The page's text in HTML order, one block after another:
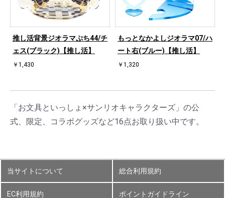
推し活背景ジオラマぷち44/チ
ェス(ブラック)【推し活】
￥1,430
もっとなかよしジオラマ07/ハ
ート右(ブルー)【推し活】
￥1,320
「お文具といっしょ×サンリオキャラクターズ」の公
式、限定、コラボグッズなど16点お取り扱い中です。
当サイトについて 総合利用規約
EC利用規約 ポイントガイドライン